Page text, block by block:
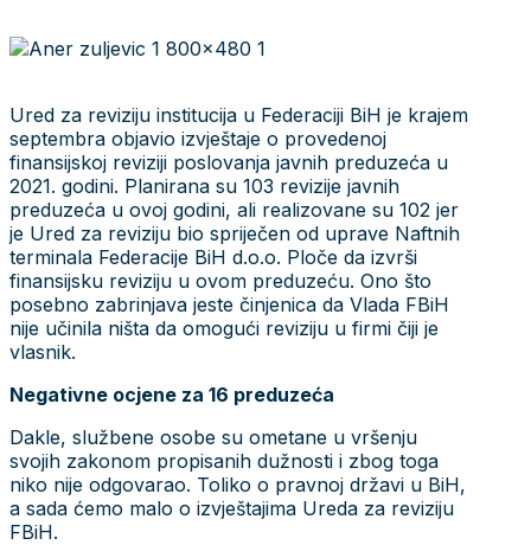
Ured za reviziju institucija u Federaciji BiH je krajem
septembra objavio izvještaje o provedenoj
finansijskoj reviziji poslovanja javnih preduzeća u
2021. godini. Planirana su 103 revizije javnih
preduzeća u ovoj godini, ali realizovane su 102 jer
je Ured za reviziju bio spriječen od uprave Naftnih
terminala Federacije BiH d.o.o. Ploče da izvrši
finansijsku reviziju u ovom preduzeću. Ono što
posebno zabrinjava jeste činjenica da Vlada FBiH
nije učinila ništa da omogući reviziju u firmi čiji je
vlasnik.
Negativne ocjene za 16 preduzeća
Dakle, službene osobe su ometane u vršenju
svojih zakonom propisanih dužnosti i zbog toga
niko nije odgovarao. Toliko o pravnoj državi u BiH,
a sada ćemo malo o izvještajima Ureda za reviziju
FBiH.